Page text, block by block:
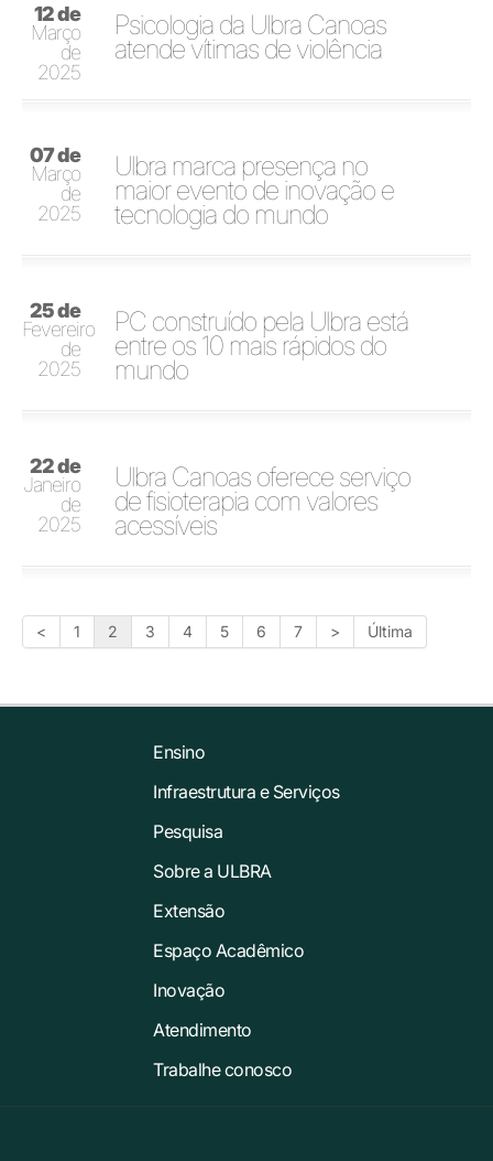
12 de
Março
de
2025
Psicologia da Ulbra Canoas
atende vítimas de violência
07 de
Março
de
2025
Ulbra marca presença no
maior evento de inovação e
tecnologia do mundo
25 de
Fevereiro
de
2025
PC construído pela Ulbra está
entre os 10 mais rápidos do
mundo
22 de
Janeiro
de
2025
Ulbra Canoas oferece serviço
de fisioterapia com valores
acessíveis
< 1 2 3 4 5 6 7 > Última
Ensino
Infraestrutura e Serviços
Pesquisa
Sobre a ULBRA
Extensão
Espaço Acadêmico
Inovação
Atendimento
Trabalhe conosco